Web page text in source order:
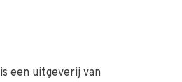
een uitgeverij van